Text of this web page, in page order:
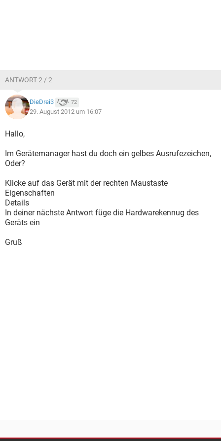
ANTWORT 2 / 2
DieDrei3 72
29. August 2012 um 16:07
Hallo,
Im Gerätemanager hast du doch ein gelbes Ausrufezeichen,
Oder?
Klicke auf das Gerät mit der rechten Maustaste
Eigenschaften
Details
In deiner nächste Antwort füge die Hardwarekennug des
Geräts ein
Gruß